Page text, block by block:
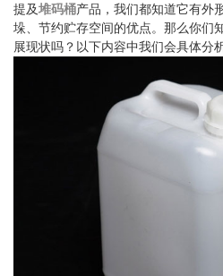
提及堆码桶产品，我们都知道它有外
垛、节约贮存空间的优点。那么你们
展现状吗？以下内容中我们会具体分析